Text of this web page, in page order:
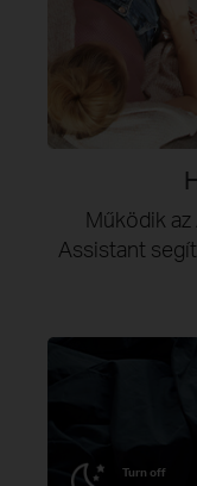
Működik
Assistant
Turn off